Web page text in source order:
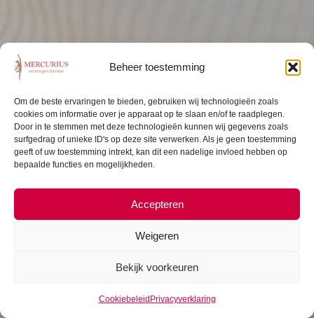
Beheer toestemming
Om de beste ervaringen te bieden, gebruiken wij technologieën zoals
cookies om informatie over je apparaat op te slaan en/of te raadplegen.
Door in te stemmen met deze technologieën kunnen wij gegevens zoals
surfgedrag of unieke ID's op deze site verwerken. Als je geen toestemming
geeft of uw toestemming intrekt, kan dit een nadelige invloed hebben op
bepaalde functies en mogelijkheden.
Accepteren
Weigeren
Bekijk voorkeuren
Cookiebeleid Privacyverklaring